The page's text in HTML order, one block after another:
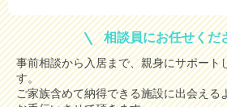
相談員にお任せくだ
事前相談から入居まで、親身にサポート
す。
ご家族含めて納得できる施設に出会える